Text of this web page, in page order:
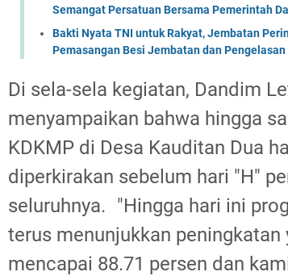
Semangat Persatuan Bersama Pemerintah
Bakti Nyata TNI untuk Rakyat, Jembatan
Pemasangan Besi Jembatan dan
Di sela-sela kegiatan, Dandim
menyampaikan bahwa hingga
KDKMP di Desa Kauditan Dua
diperkirakan sebelum hari "H"
seluruhnya. ‎"Hingga hari ini
terus menunjukkan
mencapai 88.71 persen dan